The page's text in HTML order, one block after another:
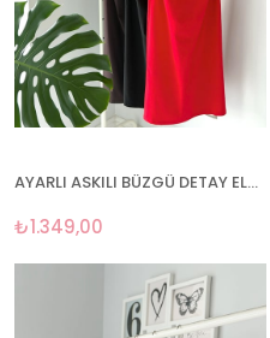
AYARLI ASKILI BÜZGÜ DETAY ELBİSE
₺1.349,00